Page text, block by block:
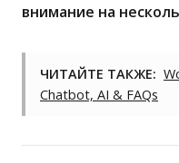
внимание на
ЧИТАЙТЕ ТАКЖЕ:
Chatbot, AI & FAQs